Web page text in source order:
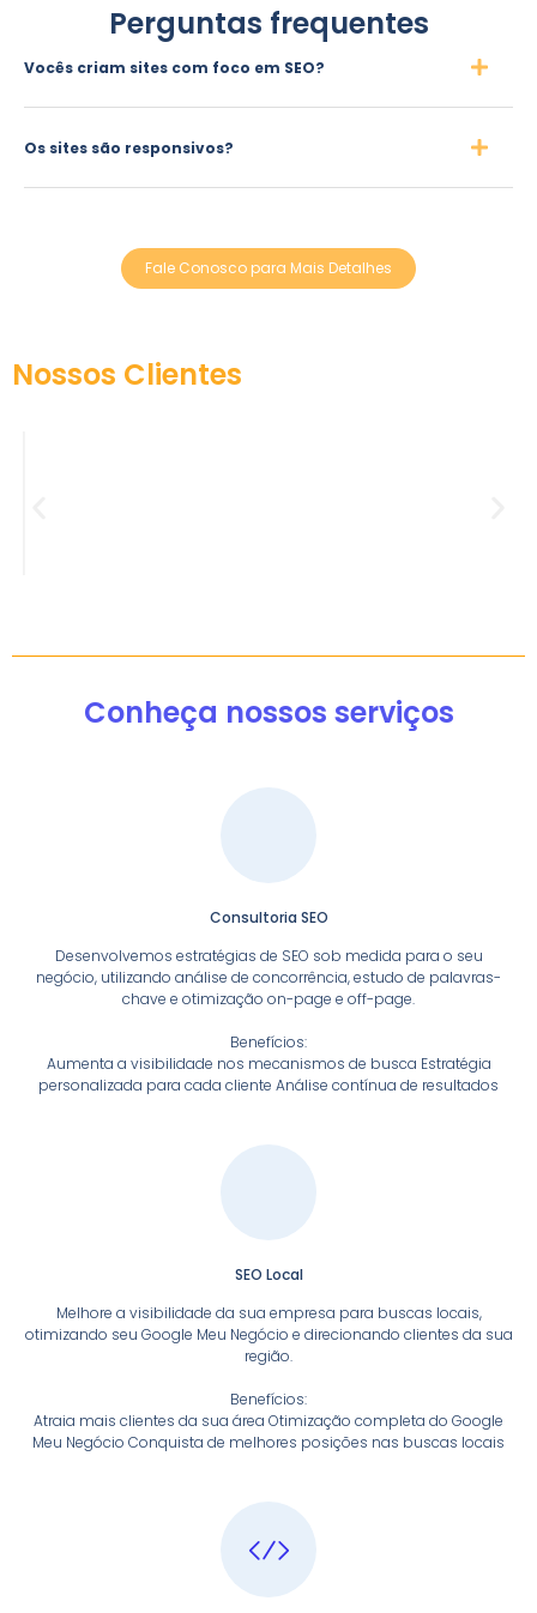
Perguntas frequentes
Vocês criam sites com foco em SEO?
Os sites são responsivos?
Fale Conosco para Mais Detalhes
Nossos Clientes
Conheça nossos serviços
Consultoria SEO
Desenvolvemos estratégias de SEO sob medida para o seu
negócio, utilizando análise de concorrência, estudo de palavras-
chave e otimização on-page e off-page.
Benefícios:
Aumenta a visibilidade nos mecanismos de busca Estratégia
personalizada para cada cliente Análise contínua de resultados
SEO Local
Melhore a visibilidade da sua empresa para buscas locais,
otimizando seu Google Meu Negócio e direcionando clientes da sua
região.
Benefícios:
Atraia mais clientes da sua área Otimização completa do Google
Meu Negócio Conquista de melhores posições nas buscas locais